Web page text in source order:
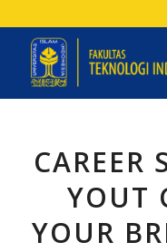
CAREER
YOUT
YOUR